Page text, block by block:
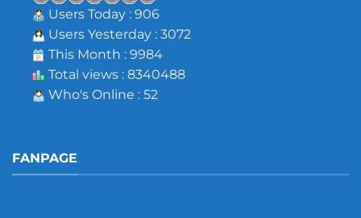
Users Today : 906
Users Yesterday : 3072
This Month : 9984
Total views : 8340488
Who's Online : 52
FANPAGE